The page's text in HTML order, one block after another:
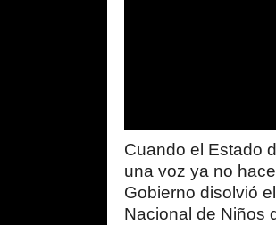
Cuando el Estado
una voz ya no hace
Gobierno disolvió
Nacional de Niños